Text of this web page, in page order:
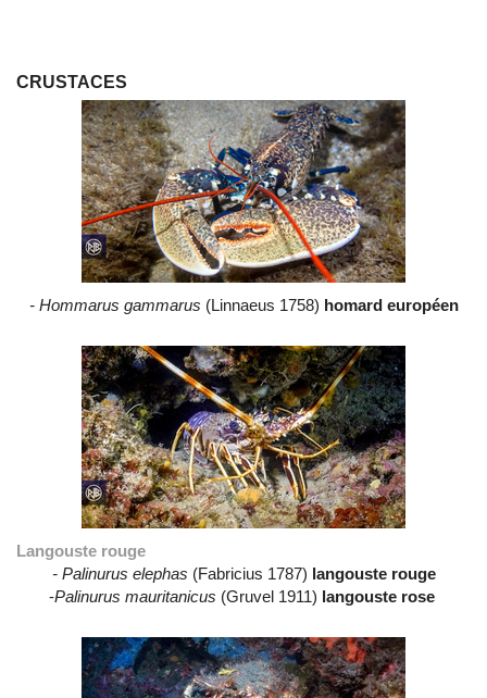
CRUSTACES
- Hommarus gammarus (Linnaeus 1758) homard européen
Langouste rouge
- Palinurus elephas (Fabricius 1787) langouste rouge
-Palinurus mauritanicus (Gruvel 1911) langouste rose